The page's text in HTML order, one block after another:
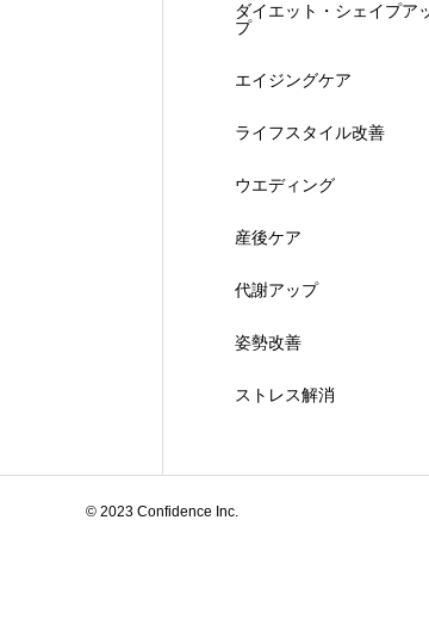
ダイエット・シェイプア
プ
エイジングケア
ライフスタイル改善
ウエディング
産後ケア
代謝アップ
姿勢改善
ストレス解消
© 2023 Confidence Inc.